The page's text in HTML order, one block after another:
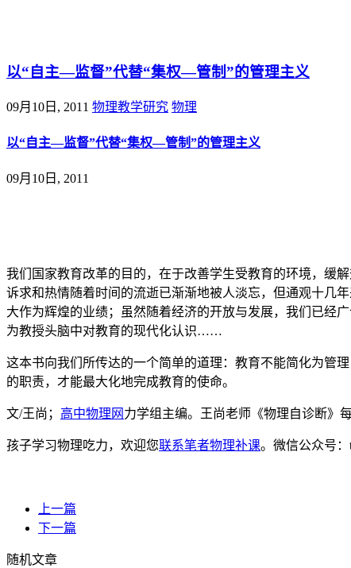
以“自主—监督”代替“集权—管制”的管理主义
09月10日, 2011 物理教学研究 物理
以“自主—监督”代替“集权—管制”的管理主义
09月10日, 2011
我们国家教育改革的目的，在于改善学生受教育的环境，缓
诉求和热情随着时间的流逝已渐渐地被人淡忘，但通观十几
大作为辉煌的业绩；虽然随着经济的开放与发展，我们已经
为教授头脑中对教育的现代化认识……
这本书向我们所传达的一个简单的道理：教育不能简化为管
的职责，才能最大化地完成教育的使命。
文/王尚； 高中物理网 力学组主编。王尚老师《物理自诊断》
孩子学习物理吃力，欢迎您联系笔者物理补课。微信公众号：
上一篇
下一篇
随机文章